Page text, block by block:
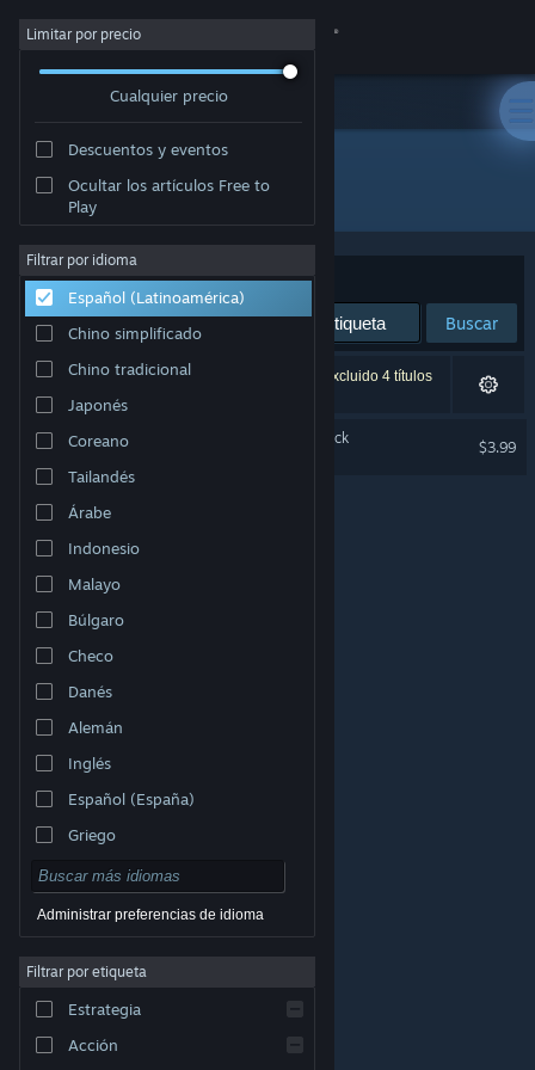
Iniciar sesión
Acerca de
Soporte
Cambiar idioma
Obtener la aplicación de Steam Mobile
Ver versión clásica
© Valve Corporation. Todos los derechos reservados.
Todas las marcas registradas pertenecen a sus
de Privacidad|Información legal
Acuerdo de Suscriptor a Steam
Cookies
Limitar por precio
Cualquier precio
Descuentos y eventos
Ocultar los artículos Free to
Play
Filtrar por idioma
Español (Latinoamérica)
Chino simplificado
Chino tradicional
Japonés
Coreano
Tailandés
Árabe
Indonesio
Malayo
Búlgaro
Checo
Danés
Alemán
Inglés
Español (España)
Griego
Administrar preferencias de idioma
Filtrar por etiqueta
Estrategia
Acción
Desarrollador: Sweet Slush Games
Ordenar por Relevancia
Buscar
1 resultado coincide con la búsqueda. Se han excluido 4 títulos
según tus preferencias.
Lyantei - Original Soundtrack
$3.99